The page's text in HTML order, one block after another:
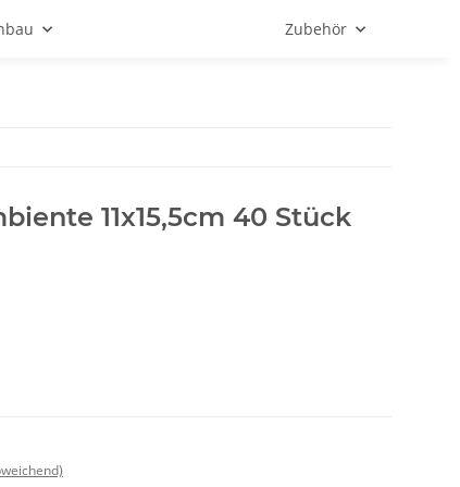
Zubehör
11x15,5cm 40 Stück